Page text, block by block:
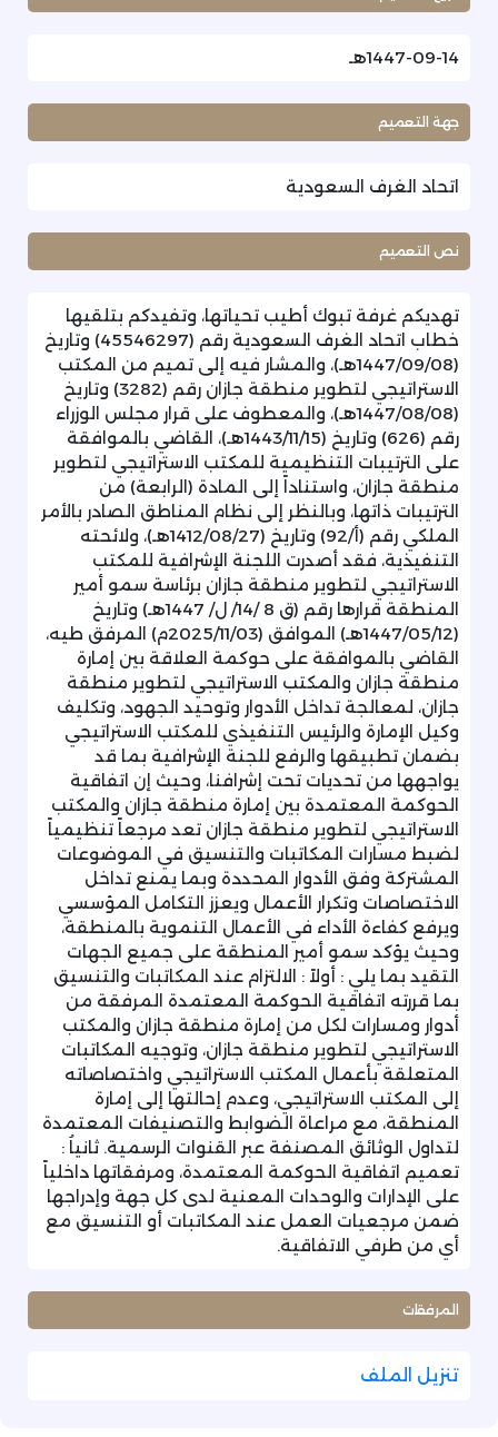
1447-09-14هـ
جهة التعميم
اتحاد الغرف السعودية
نص التعميم
تهديكم غرفة تبوك أطيب تحياتها، وتفيدكم بتلقيها
خطاب اتحاد الغرف السعودية رقم (45546297) وتاريخ
(1447/09/08هـ)، والمشار فيه إلى تميم من المكتب
الاستراتيجي لتطوير منطقة جازان رقم (3282) وتاريخ
(1447/08/08هـ)، والمعطوف على قرار مجلس الوزراء
رقم (626) وتاريخ (1443/11/15هـ)، القاضي بالموافقة
على الترتيبات التنظيمية للمكتب الاستراتيجي لتطوير
منطقة جازان، واستناداً إلى المادة (الرابعة) من
الترتيبات ذاتها، وبالنظر إلى نظام المناطق الصادر بالأمر
الملكي رقم (أ/92) وتاريخ (1412/08/27هـ)، ولائحته
التنفيذية، فقد أصدرت اللجنة الإشرافية للمكتب
الاستراتيجي لتطوير منطقة جازان برئاسة سمو أمير
المنطقة قرارها رقم (ق 8 /14/ ل/ 1447هـ) وتاريخ
(1447/05/12هـ) الموافق (2025/11/03م) المرفق طيه،
القاضي بالموافقة على حوكمة العلاقة بين إمارة
منطقة جازان والمكتب الاستراتيجي لتطوير منطقة
جازان، لمعالجة تداخل الأدوار وتوحيد الجهود، وتكليف
وكيل الإمارة والرئيس التنفيذي للمكتب الاستراتيجي
بضمان تطبيقها والرفع للجنة الإشرافية بما قد
يواجهها من تحديات تحت إشرافنا، وحيث إن اتفاقية
الحوكمة المعتمدة بين إمارة منطقة جازان والمكتب
الاستراتيجي لتطوير منطقة جازان تعد مرجعاً تنظيمياً
لضبط مسارات المكاتبات والتنسيق في الموضوعات
المشتركة وفق الأدوار المحددة وبما يمنع تداخل
الاختصاصات وتكرار الأعمال ويعزز التكامل المؤسسي
ويرفع كفاءة الأداء في الأعمال التنموية بالمنطقة،
وحيث يؤكد سمو أمير المنطقة على جميع الجهات
التقيد بما يلي : أولاً : الالتزام عند المكاتبات والتنسيق
بما قررته اتفاقية الحوكمة المعتمدة المرفقة من
أدوار ومسارات لكل من إمارة منطقة جازان والمكتب
الاستراتيجي لتطوير منطقة جازان، وتوجيه المكاتبات
المتعلقة بأعمال المكتب الاستراتيجي واختصاصاته
إلى المكتب الاستراتيجي، وعدم إحالتها إلى إمارة
المنطقة، مع مراعاة الضوابط والتصنيفات المعتمدة
لتداول الوثائق المصنفة عبر القنوات الرسمية. ثانياُ :
تعميم اتفاقية الحوكمة المعتمدة، ومرفقاتها داخلياً
على الإدارات والوحدات المعنية لدى كل جهة وإدراجها
ضمن مرجعيات العمل عند المكاتبات أو التنسيق مع
أي من طرفي الاتفاقية.
المرفقات
تنزيل الملف